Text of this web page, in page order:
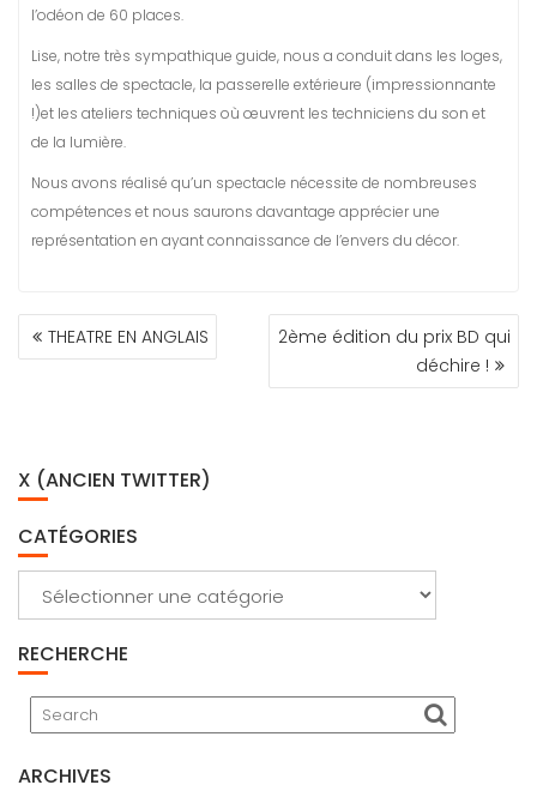
l’odéon de 60 places.
Lise, notre très sympathique guide, nous a conduit dans les loges,
les salles de spectacle, la passerelle extérieure (impressionnante
!)et les ateliers techniques où œuvrent les techniciens du son et
de la lumière.
Nous avons réalisé qu’un spectacle nécessite de nombreuses
compétences et nous saurons davantage apprécier une
représentation en ayant connaissance de l’envers du décor.
NAVIGATION
DETHEATRE EN ANGLAIS
2ème édition du prix BD qui
déchire !
X (ANCIEN TWITTER)
CATÉGORIES
RECHERCHE
ARCHIVES